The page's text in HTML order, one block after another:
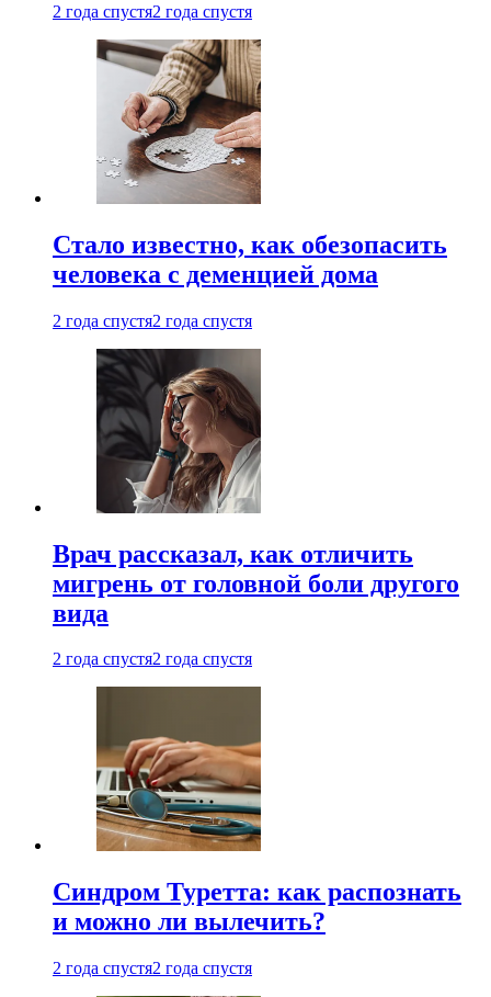
2 года спустя2 года спустя
Стало известно, как обезопасить
человека с деменцией дома
2 года спустя2 года спустя
Врач рассказал, как отличить
мигрень от головной боли другого
вида
2 года спустя2 года спустя
Синдром Туретта: как распознать
и можно ли вылечить?
2 года спустя2 года спустя